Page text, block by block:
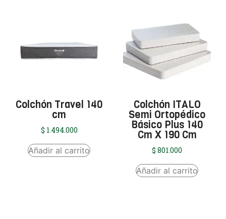
Colchón Travel 140
cm
$ 1.494.000
Añadir al carrito
Colchón ITALO
Semi Ortopédico
Básico Plus 140
Cm X 190 Cm
$ 801.000
Añadir al carrito